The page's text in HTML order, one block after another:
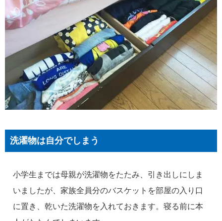
洗濯物は自分でしまう
小学生までは母親が洗濯物をたたみ、引き出しにしま
いましたが、家族全員分のバスケットを部屋の入り口
に置き、乾いた洗濯物を入れておきます。寝る前に本